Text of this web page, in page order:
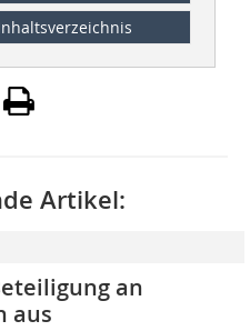
Artikel:
an
aus